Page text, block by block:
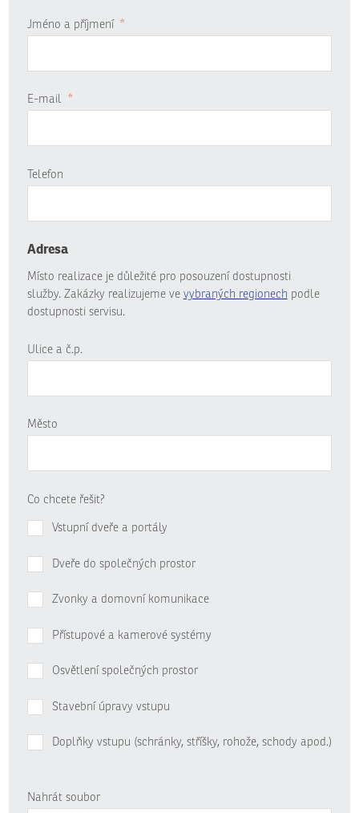
Jméno a příjmení *
E-mail *
Telefon
Adresa
Místo realizace je důležité pro posouzení dostupnosti
služby. Zakázky realizujeme ve vybraných regionech podle
dostupnosti servisu.
Ulice a č.p.
Město
Co chcete řešit?
Vstupní dveře a portály
Dveře do společných prostor
Zvonky a domovní komunikace
Přístupové a kamerové systémy
Osvětlení společných prostor
Stavební úpravy vstupu
Doplňky vstupu (schránky, stříšky, rohože, schody apod.)
Nahrát soubor